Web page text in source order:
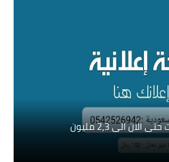
مدونة العمارة والفن وصلت حتى الان الى 2,3 مليون